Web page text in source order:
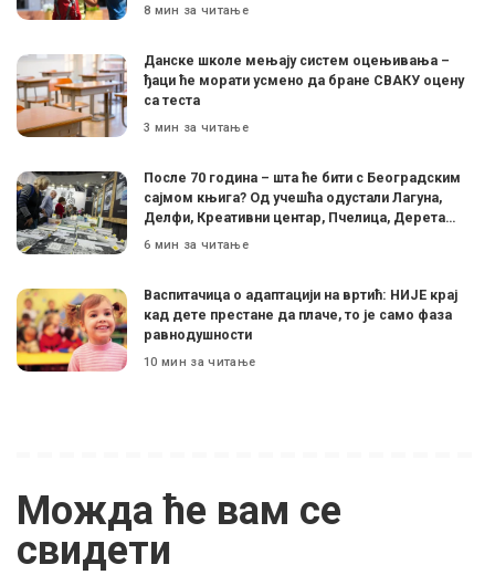
8 мин за читање
Данске школе мењају систем оцењивања –
ђаци ће морати усмено да бране СВАКУ оцену
са теста
3 мин за читање
После 70 година – шта ће бити с Београдским
сајмом књига? Од учешћа одустали Лагуна,
Делфи, Креативни центар, Пчелица, Дерета…
6 мин за читање
Васпитачица о адаптацији на вртић: НИЈЕ крај
кад дете престане да плаче, то је само фаза
равнодушности
10 мин за читање
Можда ће вам се
свидети